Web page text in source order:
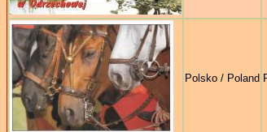
Polsko / Poland